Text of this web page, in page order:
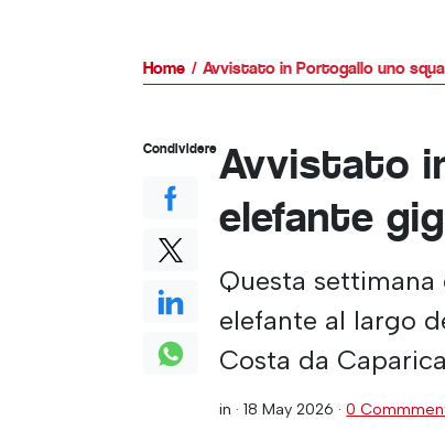
Home Avvistato in Portogallo uno
Avvistato
elefante
Questa
elefante al largo
Costa da
in ·18 May 2026 ·0
Condividere